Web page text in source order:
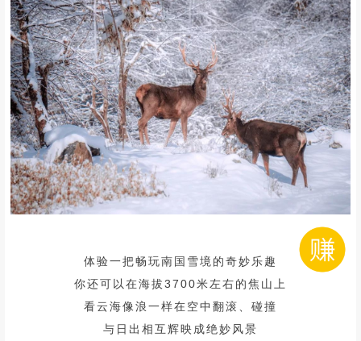
体验一把畅玩南国雪境的奇妙乐趣
你还可以在海拔3700米左右的焦山上
看云海像浪一样在空中翻滚、碰撞
与日出相互辉映成绝妙风景